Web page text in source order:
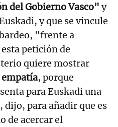
del Gobierno Vasco" y
y que se vincule
"frente a
petición de
quiere mostrar
, porque
para Euskadi una
para añadir que es
de acercar el